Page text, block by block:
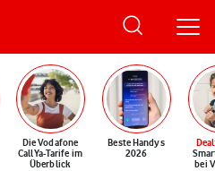
Die Vodafone
CallYa-Tarife im
Überblick
Beste Handys
2026
Deal
bei